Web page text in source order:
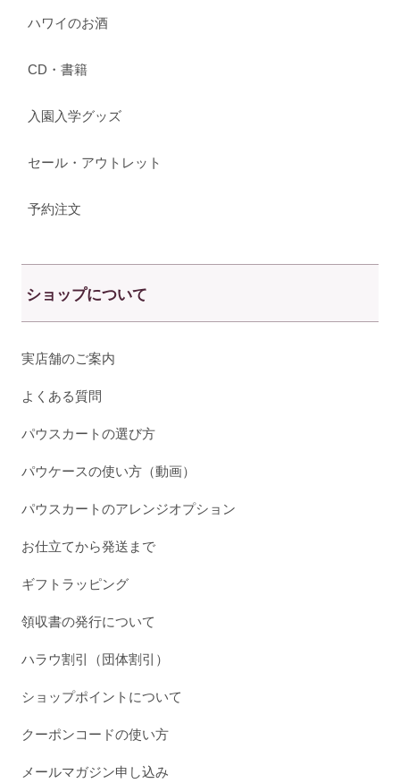
ハワイのお酒
CD・書籍
入園入学グッズ
セール・アウトレット
予約注文
ショップについて
実店舗のご案内
よくある質問
パウスカートの選び方
パウケースの使い方（動画）
パウスカートのアレンジオプション
お仕立てから発送まで
ギフトラッピング
領収書の発行について
ハラウ割引（団体割引）
ショップポイントについて
クーポンコードの使い方
メールマガジン申し込み